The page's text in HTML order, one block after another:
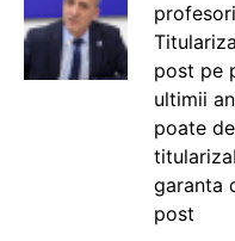
post pe
ultimii
poate
garanta
post